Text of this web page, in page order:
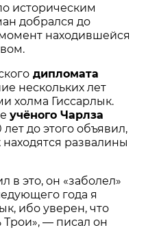
историческим
добрался до
находившейся
дипломата
нескольких лет
холма Гиссарлык.
учёного Чарлза
до этого объявил,
развалины
в это, он «заболел»
года я
ибо уверен, что
Трои», — писал он